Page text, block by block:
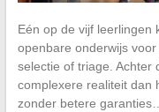
Eén op de vijf leerlingen
openbare onderwijs
selectie of triage. Achter
complexere realiteit dan
zonder betere garanties…